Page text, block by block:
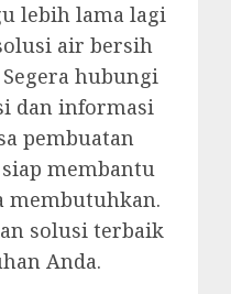
lebih lama lagi
air bersih
hubungi
dan informasi
pembuatan
membantu
membutuhkan.
solusi terbaik
Anda.